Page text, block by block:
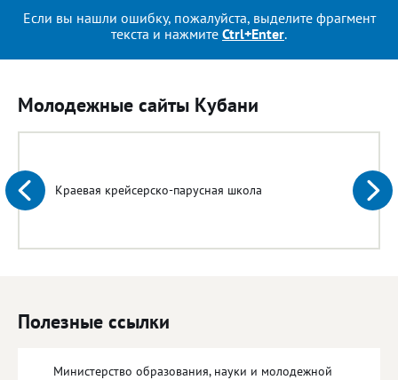
Если вы нашли ошибку, пожалуйста, выделите фрагмент
текста и нажмите Ctrl+Enter.
Молодежные сайты Кубани
Краевая крейсерско-парусная школа
Полезные ссылки
Министерство образования, науки и молодежной